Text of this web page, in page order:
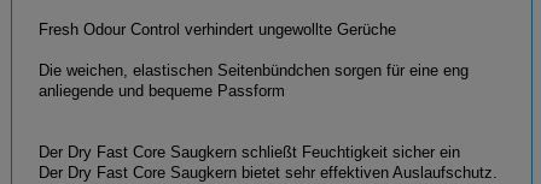
Fresh Odour Control verhindert ungewollte Gerüche
Die weichen, elastischen Seitenbündchen sorgen für eine eng
anliegende und bequeme Passform
Der Dry Fast Core Saugkern schließt Feuchtigkeit sicher ein
Der Dry Fast Core Saugkern bietet sehr effektiven Auslaufschutz.